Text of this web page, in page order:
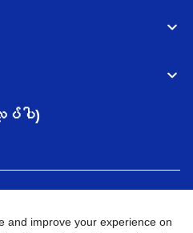
ပါ)
and improve your experience on